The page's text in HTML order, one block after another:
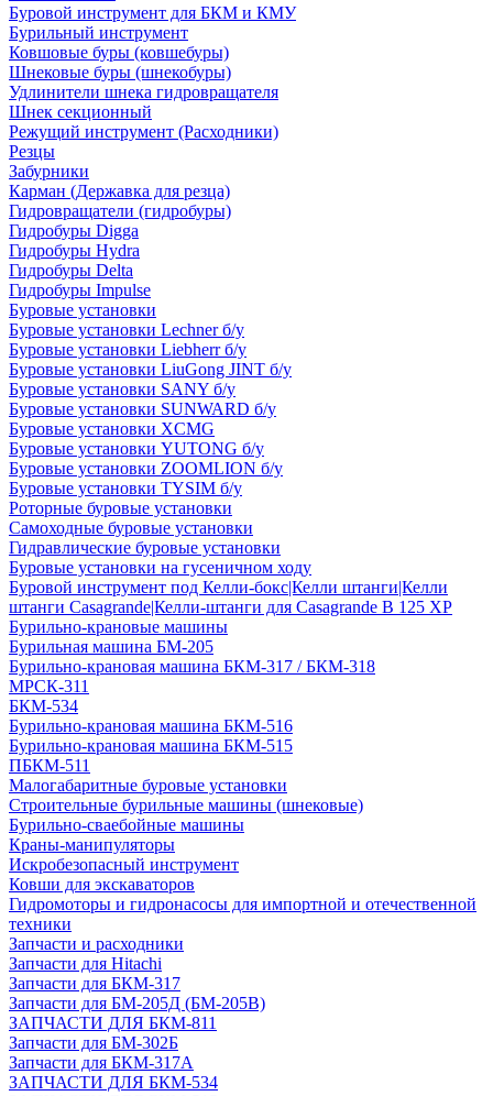
Буровой инструмент для БКМ и КМУ
Бурильный инструмент
Ковшовые буры (ковшебуры)
Шнековые буры (шнекобуры)
Удлинители шнека гидровращателя
Шнек секционный
Режущий инструмент (Расходники)
Резцы
Забурники
Карман (Державка для резца)
Гидровращатели (гидробуры)
Гидробуры Digga
Гидробуры Hydra
Гидробуры Delta
Гидробуры Impulse
Буровые установки
Буровые установки Lechner б/у
Буровые установки Liebherr б/у
Буровые установки LiuGong JINT б/у
Буровые установки SANY б/у
Буровые установки SUNWARD б/у
Буровые установки XCMG
Буровые установки YUTONG б/у
Буровые установки ZOOMLION б/у
Буровые установки TYSIM б/у
Роторные буровые установки
Самоходные буровые установки
Гидравлические буровые установки
Буровые установки на гусеничном ходу
Буровой инструмент под Келли-бокс|Келли штанги|Келли
штанги Casagrande|Келли-штанги для Casagrande B 125 XP
Бурильно-крановые машины
Бурильная машина БМ-205
Бурильно-крановая машина БКМ-317 / БКМ-318
МРСК-311
БКМ-534
Бурильно-крановая машина БКМ-516
Бурильно-крановая машина БКМ-515
ПБКМ-511
Малогабаритные буровые установки
Строительные бурильные машины (шнековые)
Бурильно-сваебойные машины
Краны-манипуляторы
Искробезопасный инструмент
Ковши для экскаваторов
Гидромоторы и гидронасосы для импортной и отечественной
техники
Запчасти и расходники
Запчасти для Hitachi
Запчасти для БКМ-317
Запчасти для БМ-205Д (БМ-205В)
ЗАПЧАСТИ ДЛЯ БКМ-811
Запчасти для БМ-302Б
Запчасти для БКМ-317А
ЗАПЧАСТИ ДЛЯ БКМ-534